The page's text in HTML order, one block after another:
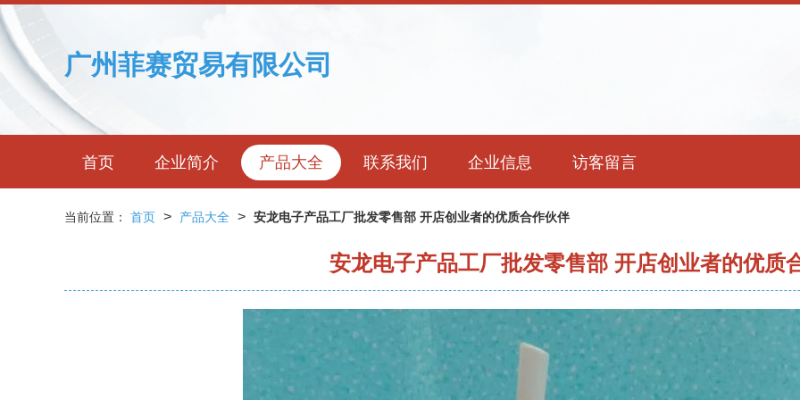
广州菲赛贸易有限公司
首页 企业简介 产品大全 联系我们 企业信息 访客留言
当前位置： 首页 > 产品大全 > 安龙电子产品工厂批发零售部 开店创业者的优质合作伙伴
安龙电子产品工厂批发零售部 开店创业者的优质